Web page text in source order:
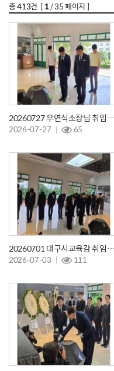
총413건 [ 1/ 35 페이지 ]
20260727 우연식소장님 취임참배
2026-07-27 65
20260701 대구시교육감 취임참배
2026-07-03 111